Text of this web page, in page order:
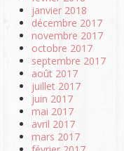
janvier 2018
décembre 2017
novembre 2017
octobre 2017
septembre 2017
août 2017
juillet 2017
juin 2017
mai 2017
avril 2017
mars 2017